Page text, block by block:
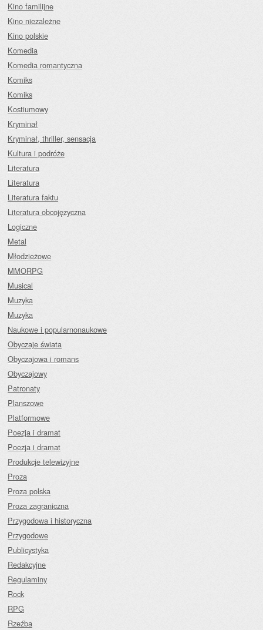
Kino familijne
Kino niezależne
Kino polskie
Komedia
Komedia romantyczna
Komiks
Komiks
Kostiumowy
Kryminał
Kryminał, thriller, sensacja
Kultura i podróże
Literatura
Literatura
Literatura faktu
Literatura obcojęzyczna
Logiczne
Metal
Młodzieżowe
MMORPG
Musical
Muzyka
Muzyka
Naukowe i popularnonaukowe
Obyczaje świata
Obyczajowa i romans
Obyczajowy
Patronaty
Planszowe
Platformowe
Poezja i dramat
Poezja i dramat
Produkcje telewizyjne
Proza
Proza polska
Proza zagraniczna
Przygodowa i historyczna
Przygodowe
Publicystyka
Redakcyjne
Regulaminy
Rock
RPG
Rzeźba